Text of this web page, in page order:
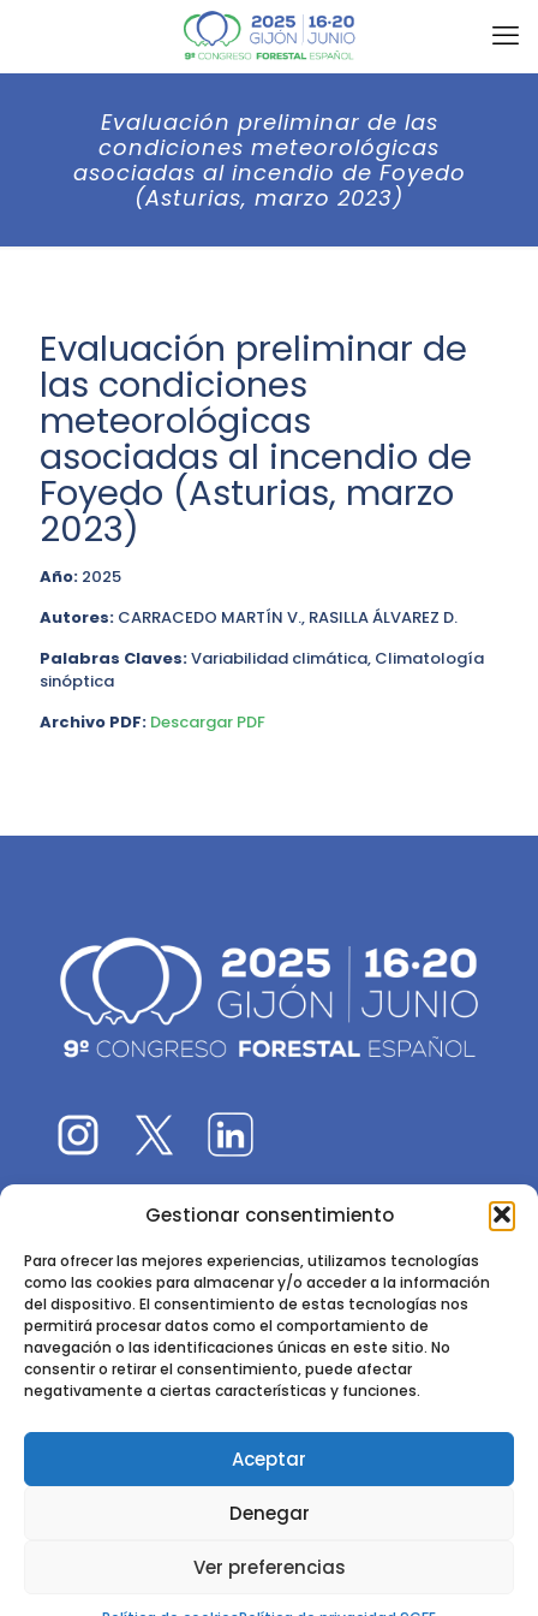
Gestionar consentimiento
Para ofrecer las mejores experiencias, utilizamos tecnologías
como las cookies para almacenar y/o acceder a la información
del dispositivo. El consentimiento de estas tecnologías nos
permitirá procesar datos como el comportamiento de
navegación o las identificaciones únicas en este sitio. No
consentir o retirar el consentimiento, puede afectar
negativamente a ciertas características y funciones.
Aceptar
Denegar
Ver preferencias
Evaluación preliminar de las
condiciones meteorológicas
asociadas al incendio de Foyedo
(Asturias, marzo 2023)
Evaluación preliminar de
las condiciones
meteorológicas
asociadas al incendio de
Foyedo (Asturias, marzo
2023)
Año: 2025
Autores: CARRACEDO MARTÍN V., RASILLA ÁLVAREZ D.
Palabras Claves:Variabilidad climática, Climatología
sinóptica
Archivo PDF: Descargar PDF
El 9CFE es una actividad promovida por laSociedad
Instituto de Ciencias Forestales, INIA-CSIC
Ctra. de la Coruña km 7,5 - 28040 Madrid
DERECHOS RESERVADOS. DISEÑO Y DESARROLLO DEL SITIO WEB,